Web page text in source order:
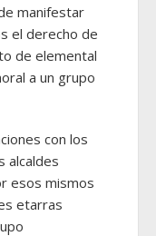
manifestar
el derecho de
de elemental
a un grupo
con los
alcaldes
esos mismos
etarras